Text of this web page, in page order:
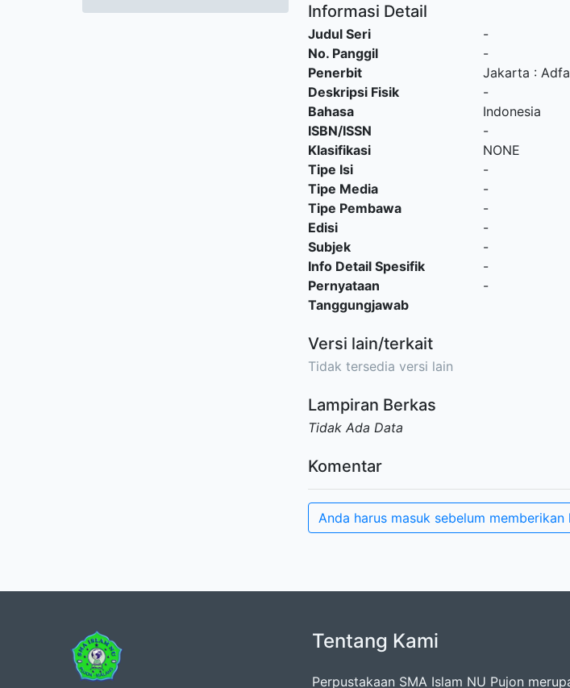
Informasi Detail
Judul Seri
-
No. Panggil
-
Penerbit
Jakarta :
Deskripsi Fisik
-
Bahasa
Indonesia
ISBN/ISSN
-
Klasifikasi
NONE
Tipe Isi
-
Tipe Media
-
Tipe Pembawa
-
Edisi
-
Subjek
-
Info Detail Spesifik
-
Pernyataan
Tanggungjawab
-
Versi lain/terkait
Tidak tersedia versi lain
Lampiran Berkas
Tidak Ada Data
Komentar
Anda harus masuk sebelum memberikan
Tentang Kami
Perpustakaan SMA Islam NU Pujon